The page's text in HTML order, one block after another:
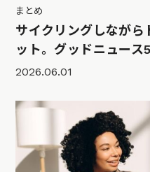
まとめ
サイクリングしながら
ット。グッドニュース
2026.06.01